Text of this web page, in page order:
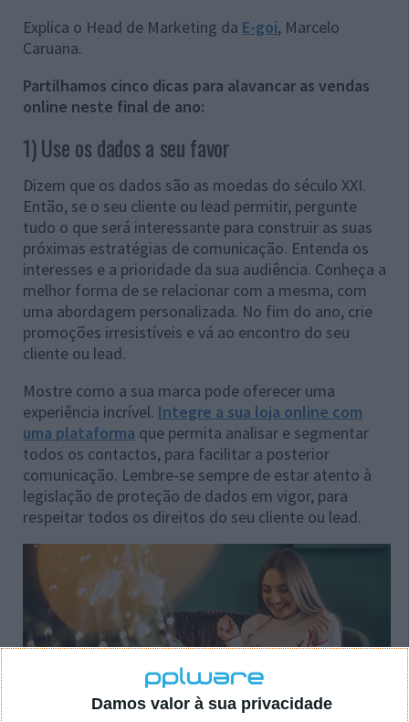
Damos valor à sua privacidade
Explica o Head de Marketing da E-goi, Marcelo
Caruana.
Partilhamos cinco dicas para alavancar as vendas
online neste final de ano:
1) Use os dados a seu favor
Dizem que os dados são as moedas do século XXI.
Então, se o seu cliente ou lead permitir, pergunte
tudo o que será interessante para construir as suas
próximas estratégias de comunicação. Entenda os
interesses e a prioridade da sua audiência. Conheça a
melhor forma de se relacionar com a mesma, com
uma abordagem personalizada. No fim do ano, crie
promoções irresistíveis e vá ao encontro do seu
cliente ou lead.
Mostre como a sua marca pode oferecer uma
experiência incrível. Integre a sua loja online com
uma plataforma que permita analisar e segmentar
todos os contactos, para facilitar a posterior
comunicação. Lembre-se sempre de estar atento à
legislação de proteção de dados em vigor, para
respeitar todos os direitos do seu cliente ou lead.